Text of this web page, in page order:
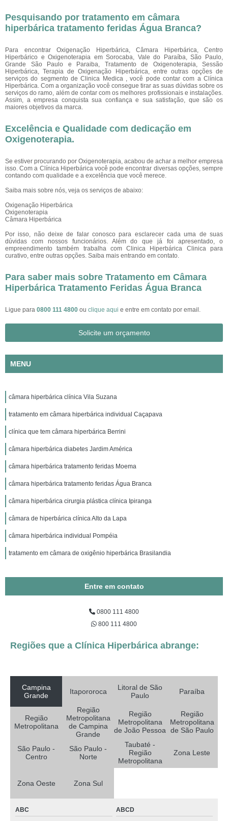
Pesquisando por tratamento em câmara
hiperbárica tratamento feridas Água Branca?
Para encontrar Oxigenação Hiperbárica, Câmara Hiperbárica, Centro
Hiperbárico e Oxigenoterapia em Sorocaba, Vale do Paraíba, São Paulo,
Grande São Paulo e Paraiba, Tratamento de Oxigenoterapia, Sessão
Hiperbárica, Terapia de Oxigenação Hiperbárica, entre outras opções de
serviços do segmento de Clinica Medica , você pode contar com a Clínica
Hiperbárica. Com a organização você consegue tirar as suas dúvidas sobre os
serviços do ramo, além de contar com os melhores profissionais e instalações.
Assim, a empresa conquista sua confiança e sua satisfação, que são os
maiores objetivos da marca.
Excelência e Qualidade com dedicação em
Oxigenoterapia.
Se estiver procurando por Oxigenoterapia, acabou de achar a melhor empresa
isso. Com a Clínica Hiperbárica você pode encontrar diversas opções, sempre
contando com qualidade e a excelência que você merece.
Saiba mais sobre nós, veja os serviços de abaixo:
Oxigenação Hiperbárica
Oxigenoterapia
Câmara Hiperbárica
Por isso, não deixe de falar conosco para esclarecer cada uma de suas
dúvidas com nossos funcionários. Além do que já foi apresentado, o
empreendimento também trabalha com Clinica Hiperbárica Clinica para
curativo, entre outras opções. Saiba mais entrando em contato.
Para saber mais sobre Tratamento em Câmara
Hiperbárica Tratamento Feridas Água Branca
Ligue para 0800 111 4800 ou clique aqui e entre em contato por email.
Solicite um orçamento
MENU
câmara hiperbárica clínica Vila Suzana
tratamento em câmara hiperbárica individual Caçapava
clínica que tem câmara hiperbárica Berrini
câmara hiperbárica diabetes Jardim América
câmara hiperbárica tratamento feridas Moema
câmara hiperbárica tratamento feridas Água Branca
câmara hiperbárica cirurgia plástica clínica Ipiranga
câmara de hiperbárica clínica Alto da Lapa
câmara hiperbárica individual Pompéia
tratamento em câmara de oxigênio hiperbárica Brasilandia
Entre em contato
0800 111 4800
800 111 4800
Regiões que a Clínica Hiperbárica abrange:
Campina
Grande
Itapororoca
Litoral de São
Paulo
Paraíba
Região
Metropolitana
Região
Metropolitana
de Campina
Grande
Região
Metropolitana
de João Pessoa
Região
Metropolitana
de São Paulo
São Paulo -
Centro
São Paulo -
Norte
Taubaté -
Região
Metropolitana
Zona Leste
Zona Oeste Zona Sul
ABC ABCD